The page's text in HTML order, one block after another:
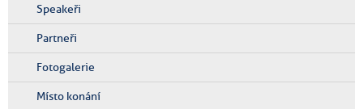
Speakeři
Partneři
Fotogalerie
Místo konání